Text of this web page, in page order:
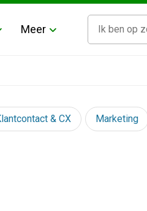
Meer
& CX Marketing